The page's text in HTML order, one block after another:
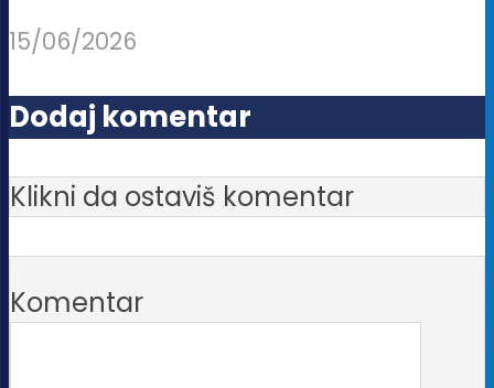
15/06/2026
Dodaj komentar
Klikni da ostaviš komentar
Komentar